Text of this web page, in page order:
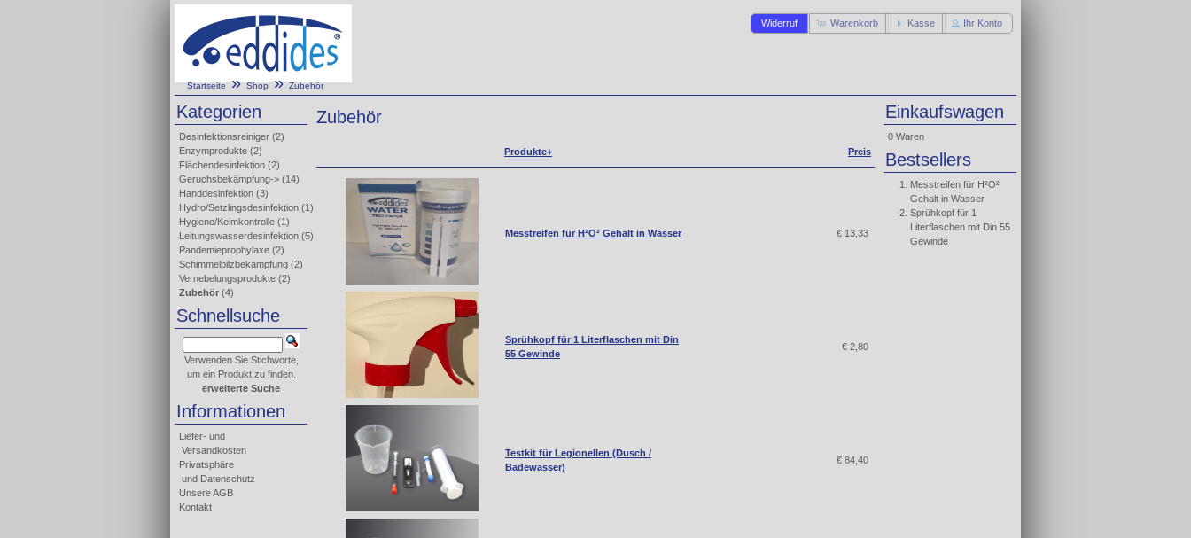
Widerruf Warenkorb Kasse Ihr Konto
Startseite»Shop»Zubehör
Zubehör
Produkte+ Preis
Messtreifen für H²O² Gehalt in Wasser € 13,33
Sprühkopf für 1 Literflaschen mit Din
55 Gewinde
€ 2,80
Testkit für Legionellen (Dusch /
Badewasser)
€ 84,40
Kategorien
Desinfektionsreiniger (2)
Enzymprodukte (2)
Flächendesinfektion (2)
Geruchsbekämpfung-> (14)
Handdesinfektion (3)
Hydro/Setzlingsdesinfektion (1)
Hygiene/Keimkontrolle (1)
Leitungswasserdesinfektion (5)
Pandemieprophylaxe (2)
Schimmelpilzbekämpfung (2)
Vernebelungsprodukte (2)
Zubehör (4)
Schnellsuche
Verwenden Sie Stichworte,
um ein Produkt zu finden.
erweiterte Suche
Informationen
Liefer- und
Versandkosten
Privatsphäre
und Datenschutz
Unsere AGB
Kontakt
Einkaufswagen
0 Waren
Bestsellers
Messtreifen für H²O²
Gehalt in Wasser
Sprühkopf für 1
Literflaschen mit Din 55
Gewinde